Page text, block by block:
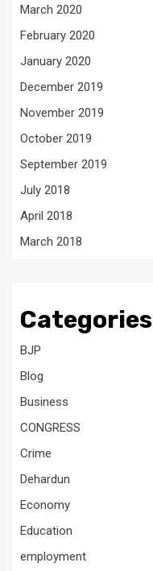
March 2020
February 2020
January 2020
December 2019
November 2019
October 2019
September 2019
July 2018
April 2018
March 2018
Categories
BJP
Blog
Business
CONGRESS
Crime
Dehardun
Economy
Education
employment